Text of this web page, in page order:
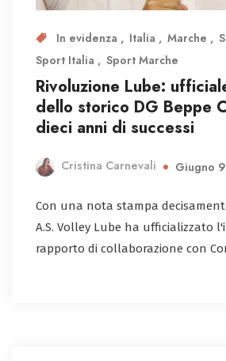
In evidenza Italia Marche
Sport Italia
Sport Marche
Rivoluzione Lube:
dello storico DG Beppe
dieci anni di successi
Cristina Carnevali Giugno
Con una nota stampa
A.S. Volley Lube ha ufficializzato
rapporto di collaborazione con